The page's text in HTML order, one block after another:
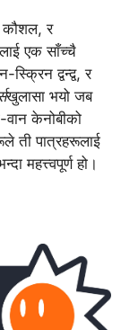
र
एक साँच्चै
द्वन्द्व, र
खुलासा भयो जब
वान केनोबीको
ती पात्रहरूलाई
महत्त्वपूर्ण हो।